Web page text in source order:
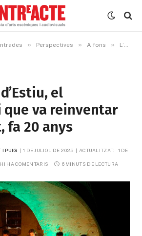
» Perspectives » A fons » L’Obrador d’Estiu, el laboratori que va reinventar la Beckett, fa 20 anys
el
va reinventar
fa 20 anys
I PUIG 1 DE JULIOL DE 2025 ACTUALITZAT: 1 DE
HA COMENTARIS 6 MINUTS DE LECTURA